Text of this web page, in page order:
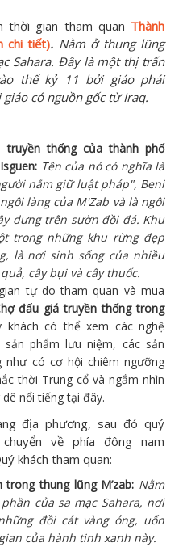
thời gian tham quan Thành
chi tiết). Nằm ở thung lũng
Sahara. Đây là một thị trấn
thế kỷ 11 bởi giáo phái
có nguồn gốc từ Iraq.
thống của thành phố
Tên của nó có nghĩa là
nắm giữ luật pháp", Beni
làng của M'Zab và là ngôi
dựng trên sườn đồi đá. Khu
trong những khu rừng đẹp
là nơi sinh sống của nhiều
cây bụi và cây thuốc.
tự do tham quan và mua
đấu giá truyền thống trong
khách có thể xem các nghệ
phẩm lưu niệm, các sản
như có cơ hội chiêm ngưỡng
thời Trung cổ và ngắm nhìn
nổi tiếng tại đây.
địa phương, sau đó quý
về phía đông nam
khách tham quan:
thung lũng M’zab: Nằm
của sa mạc Sahara, nơi
đồi cát vàng óng, uốn
của hành tinh xanh này.